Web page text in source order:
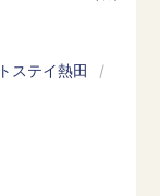
ステイ熱田
/